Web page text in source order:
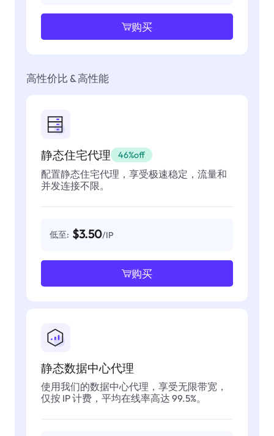
购买
高性价比 & 高性能
静态住宅代理 46%off
配置静态住宅代理，享受极速稳定，流量和
并发连接不限。
低至: $3.50/IP
购买
静态数据中心代理
使用我们的数据中心代理，享受无限带宽，
仅按 IP 计费，平均在线率高达 99.5%。